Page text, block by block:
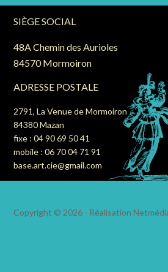
SIÈGE SOCIAL
48A Chemin des Aurioles
84570 Mormoiron
ADRESSE POSTALE
2791, La Venue de Mormoiron
84380 Mazan
fixe : 04 90 69 50 41
mobile : 06 70 04 71 91
base.art.cie@gmail.com
Copyright © 2026 - Réalisation